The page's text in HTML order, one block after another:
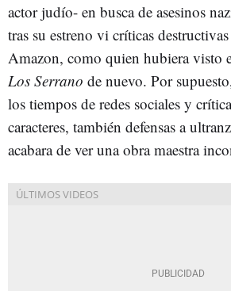
actor judío- en busca de asesinos
tras su estreno vi críticas
Amazon, como quien hubiera visto
Los Serrano de nuevo. Por
los tiempos de redes sociales y
caracteres, también defensas a
acabara de ver una obra maestra